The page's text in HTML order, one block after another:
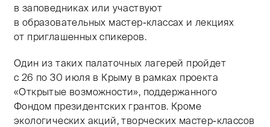
в заповедниках или участвуют
в образовательных мастер-классах и лекциях
от приглашенных спикеров.
Один из таких палаточных лагерей пройдет
с 26 по 30 июля в Крыму в рамках проекта
«Открытые возможности», поддержанного
Фондом президентских грантов. Кроме
экологических акций, творческих мастер-классов